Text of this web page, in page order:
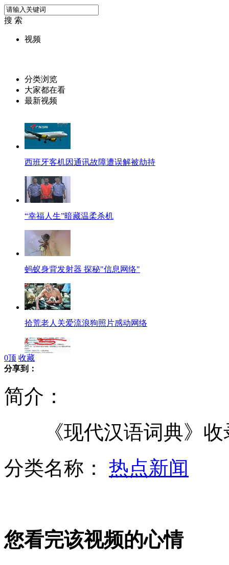
搜 索
视频
分类浏览
大家都在看
最新视频
西班牙客机因通讯故障遭误解被劫持
“幸福人生”暗藏温柔杀机
蚂蚁身背发射器 探秘"信息网络"
拾荒老人关爱流浪狗照片感动网络
沈北将建世界最大造币厂生产硬币
四川煤矿事故已15人遇难32人被困
0顶 收藏
分享到：
简介：
《现代汉语词典》收
分类名称： 热点新闻
您看完该视频的心情